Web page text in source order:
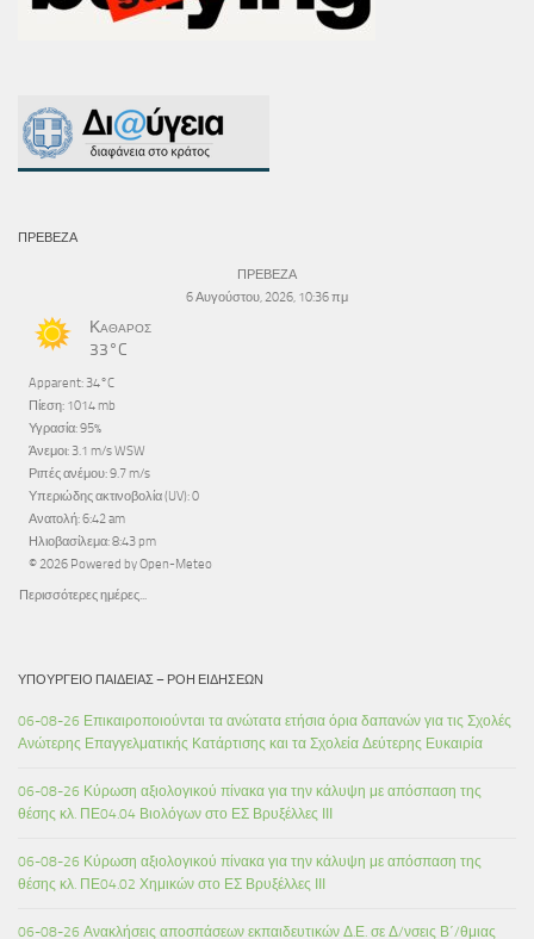
ΠΡΕΒΕΖΑ
ΠΡΕΒΕΖΑ
6 Αυγούστου, 2026, 10:36 πμ
Καθαρός
33°C
Apparent: 34°C
Πίεση: 1014 mb
Υγρασία: 95%
Άνεμοι: 3.1 m/s WSW
Ριπές ανέμου: 9.7 m/s
Υπεριώδης ακτινοβολία (UV): 0
Ανατολή: 6:42 am
Ηλιοβασίλεμα: 8:43 pm
© 2026 Powered by Open-Meteo
Περισσότερες ημέρες...
ΥΠΟΥΡΓΕΊΟ ΠΑΙΔΕΊΑΣ – ΡΟΉ ΕΙΔΉΣΕΩΝ
06-08-26 Επικαιροποιούνται τα ανώτατα ετήσια όρια δαπανών για τις Σχολές
Ανώτερης Επαγγελματικής Κατάρτισης και τα Σχολεία Δεύτερης Ευκαιρία
06-08-26 Κύρωση αξιολογικού πίνακα για την κάλυψη με απόσπαση της
θέσης κλ. ΠΕ04.04 Βιολόγων στο ΕΣ Βρυξέλλες ΙΙΙ
06-08-26 Κύρωση αξιολογικού πίνακα για την κάλυψη με απόσπαση της
θέσης κλ. ΠΕ04.02 Χημικών στο ΕΣ Βρυξέλλες ΙΙΙ
06-08-26 Ανακλήσεις αποσπάσεων εκπαιδευτικών Δ.Ε. σε Δ/νσεις Β΄/θμιας